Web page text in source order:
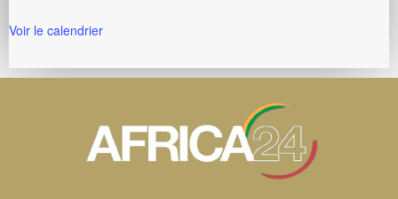
Voir le calendrier